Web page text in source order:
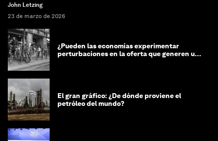
John Letzing
23 de marzo de 2026
¿Pueden las economías experimentar
perturbaciones en la oferta que generen un
El gran gráfico: ¿De dónde proviene el
petróleo del mundo?